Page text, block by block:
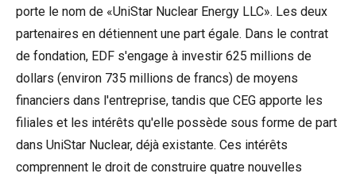
porte le nom de «UniStar Nuclear Energy LLC». Les deux
partenaires en détiennent une part égale. Dans le contrat
de fondation, EDF s'engage à investir 625 millions de
dollars (environ 735 millions de francs) de moyens
financiers dans l'entreprise, tandis que CEG apporte les
filiales et les intérêts qu'elle possède sous forme de part
dans UniStar Nuclear, déjà existante. Ces intérêts
comprennent le droit de construire quatre nouvelles